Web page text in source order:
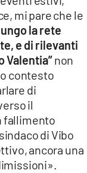
mi pare che le
la rete
e di rilevanti
Valentia”non
contesto
di
il
fallimento
di Vibo
ancora una